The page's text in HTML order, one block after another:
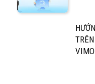
VIMO